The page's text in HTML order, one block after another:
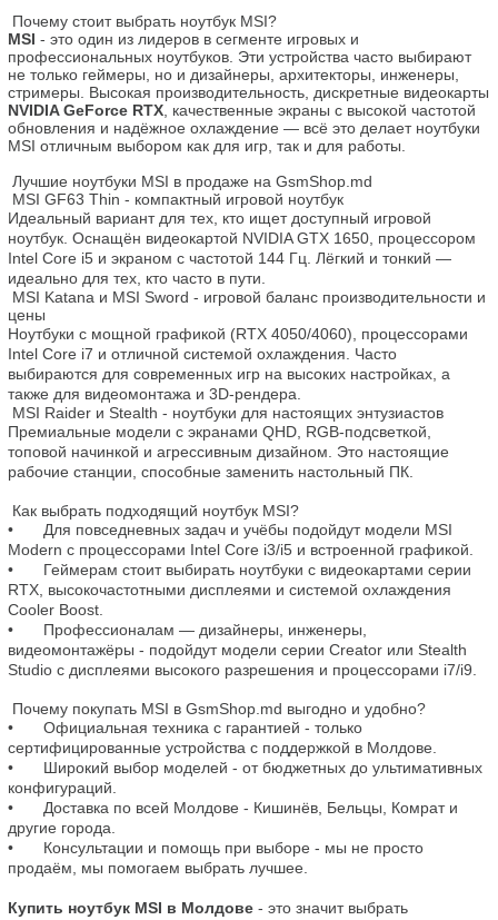
Почему стоит выбрать ноутбук MSI?
MSI - это один из лидеров в сегменте игровых и
профессиональных ноутбуков. Эти устройства часто выбирают
не только геймеры, но и дизайнеры, архитекторы, инженеры,
NVIDIA GeForce RTX , качественные экраны с высокой частотой
обновления и надёжное охлаждение — всё это делает ноутбуки
MSI отличным выбором как для игр, так и для работы.
Лучшие ноутбуки MSI в продаже на GsmShop.md
MSI GF63 Thin - компактный игровой ноутбук
Идеальный вариант для тех, кто ищет доступный игровой
ноутбук. Оснащён видеокартой NVIDIA GTX 1650, процессором
Intel Core i5 и экраном с частотой 144 Гц. Лёгкий и тонкий —
цены
Ноутбуки с мощной графикой (RTX 4050/4060), процессорами
Intel Core i7 и отличной системой охлаждения. Часто
выбираются для современных игр на высоких настройках, а
MSI Raider и Stealth - ноутбуки для настоящих энтузиастов
Премиальные модели с экранами QHD, RGB-подсветкой,
топовой начинкой и агрессивным дизайном. Это настоящие
рабочие станции, способные заменить настольный ПК.
Как выбрать подходящий ноутбук MSI?
•	Для повседневных задач и учёбы подойдут модели MSI
Modern с процессорами Intel Core i3/i5 и встроенной графикой.
•	Геймерам стоит выбирать ноутбуки с видеокартами серии
RTX, высокочастотными дисплеями и системой охлаждения
Cooler Boost.
•	Профессионалам — дизайнеры, инженеры,
видеомонтажёры - подойдут модели серии Creator или Stealth
Studio с дисплеями высокого разрешения и процессорами i7/i9.
Почему покупать MSI в GsmShop.md выгодно и удобно?
•	Официальная техника с гарантией - только
сертифицированные устройства с поддержкой в Молдове.
•	Широкий выбор моделей - от бюджетных до ультимативных
конфигураций.
•	Доставка по всей Молдове - Кишинёв, Бельцы, Комрат и
другие города.
•	Консультации и помощь при выборе - мы не просто
продаём, мы помогаем выбрать лучшее.
Купить ноутбук MSI в Молдове - это значит выбрать